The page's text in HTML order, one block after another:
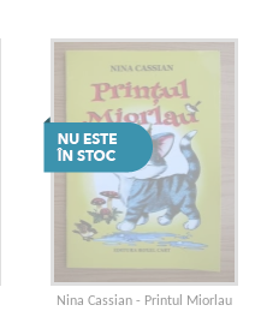
Nina Cassian - Printul Miorlau